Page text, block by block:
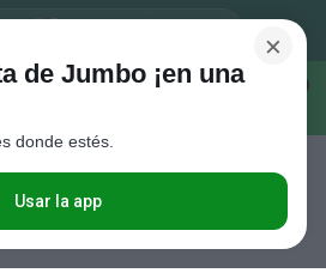
×
de Jumbo ¡en una
donde estés.
Usar la app
Verduras Empaquetadas